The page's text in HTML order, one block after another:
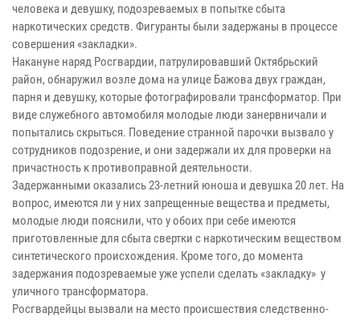
человека и девушку, подозреваемых в попытке сбыта
наркотических средств. Фигуранты были задержаны в процессе
совершения «закладки».
Накануне наряд Росгвардии, патрулировавший Октябрьский
район, обнаружил возле дома на улице Бажова двух граждан,
парня и девушку, которые фотографировали трансформатор. При
виде служебного автомобиля молодые люди занервничали и
попытались скрыться. Поведение странной парочки вызвало у
сотрудников подозрение, и они задержали их для проверки на
причастность к противоправной деятельности.
Задержанными оказались 23-летний юноша и девушка 20 лет. На
вопрос, имеются ли у них запрещенные вещества и предметы,
молодые люди пояснили, что у обоих при себе имеются
приготовленные для сбыта свертки с наркотическим веществом
синтетического происхождения. Кроме того, до момента
задержания подозреваемые уже успели сделать «закладку» у
уличного трансформатора.
Росгвардейцы вызвали на место происшествия следственно-